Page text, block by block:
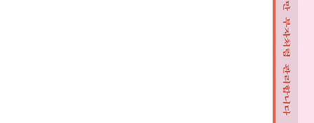
[Do it! 실전 연습] 최종 투자 포트폴리오 만들기
PART 3. 지속 가능한 부의 성장을 위한 핵심 전략
CHAPTER 1. 잘못된 선택으로 놓칠 수 있는 기회